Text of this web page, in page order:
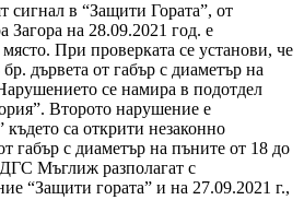
сигнал в “Защити Гората”, от
на 28.09.2021 год. е
При проверката се установи, че
дървета от габър с диаметър на
се намира в подотдел
Второто нарушение е
където са открити незаконно
габър с диаметър на пъните от 18 до
Мъглиж разполагат с
“Защити гората” и на 27.09.2021 г.,